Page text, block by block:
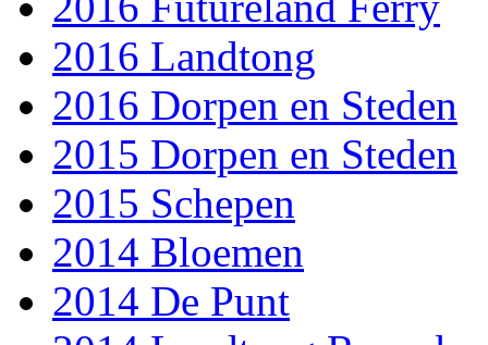
2016 Landtong
2016 Dorpen en Steden
2015 Dorpen en Steden
2015 Schepen
2014 Bloemen
2014 De Punt